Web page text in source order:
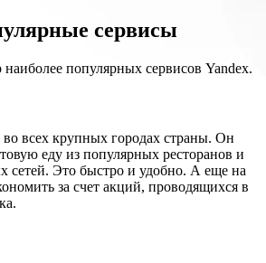
сервисы
популярных сервисов Yandex.
во всех крупных городах страны. Он
еду из популярных ресторанов и
сетей. Это быстро и удобно. А еще на
за счет акций, проводящихся в